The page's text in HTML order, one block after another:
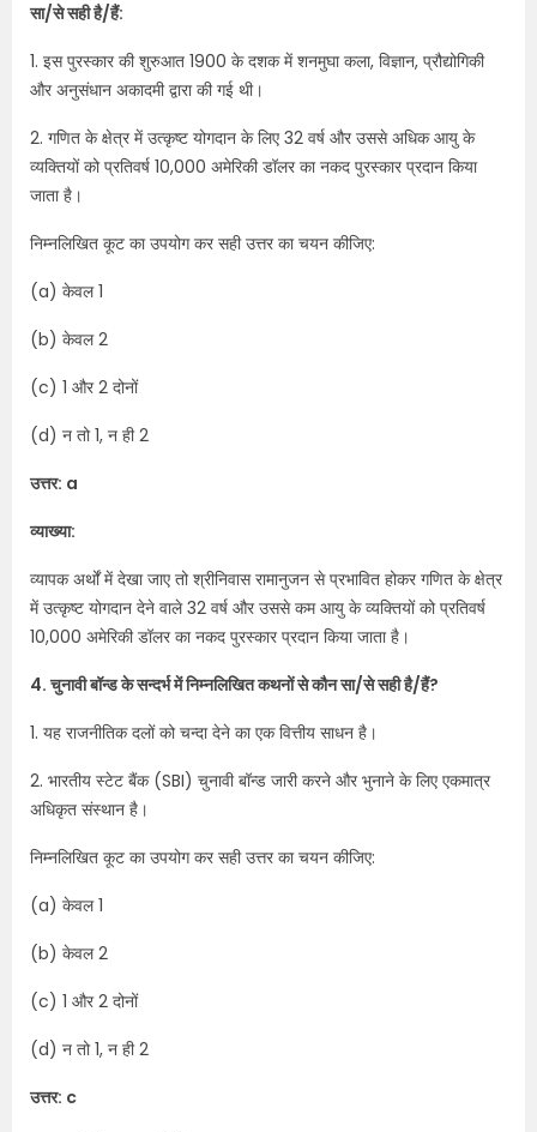
सा/से सही है/हैं:
1. इस पुरस्कार की शुरुआत 1900 के दशक में शनमुघा कला, विज्ञान, प्रौद्योगिकी
और अनुसंधान अकादमी द्वारा की गई थी।
2. गणित के क्षेत्र में उत्कृष्ट योगदान के लिए 32 वर्ष और उससे अधिक आयु के
व्यक्तियों को प्रतिवर्ष 10,000 अमेरिकी डॉलर का नकद पुरस्कार प्रदान किया
जाता है।
निम्नलिखित कूट का उपयोग कर सही उत्तर का चयन कीजिए:
(a) केवल 1
(b) केवल 2
(c) 1 और 2 दोनों
(d) न तो 1, न ही 2
उत्तर: a
व्याख्या:
व्यापक अर्थों में देखा जाए तो श्रीनिवास रामानुजन से प्रभावित होकर गणित के क्षेत्र
में उत्कृष्ट योगदान देने वाले 32 वर्ष और उससे कम आयु के व्यक्तियों को प्रतिवर्ष
10,000 अमेरिकी डॉलर का नकद पुरस्कार प्रदान किया जाता है।
4. चुनावी बॉन्ड के सन्दर्भ में निम्नलिखित कथनों से कौन सा/से सही है/हैं?
1. यह राजनीतिक दलों को चन्दा देने का एक वित्तीय साधन है।
2. भारतीय स्टेट बैंक (SBI) चुनावी बॉन्ड जारी करने और भुनाने के लिए एकमात्र
अधिकृत संस्थान है।
निम्नलिखित कूट का उपयोग कर सही उत्तर का चयन कीजिए:
(a) केवल 1
(b) केवल 2
(c) 1 और 2 दोनों
(d) न तो 1, न ही 2
उत्तर: c